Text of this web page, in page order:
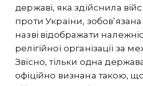
державі, яка здійснила
проти України, зобов’язана
назві відображати
релігійної організації за
Звісно, тільки одна
офіційно визнана такою,